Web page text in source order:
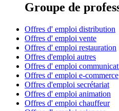
Groupe de
Offres d' emploi distribution
Offres d' emploi vente
Offres d' emploi restauration
Offres d'emploi autres
Offres d' emploi
Offres d' emploi e-commerce
Offres d'emploi secrétariat
Offres d' emploi animation
Offres d' emploi chauffeur